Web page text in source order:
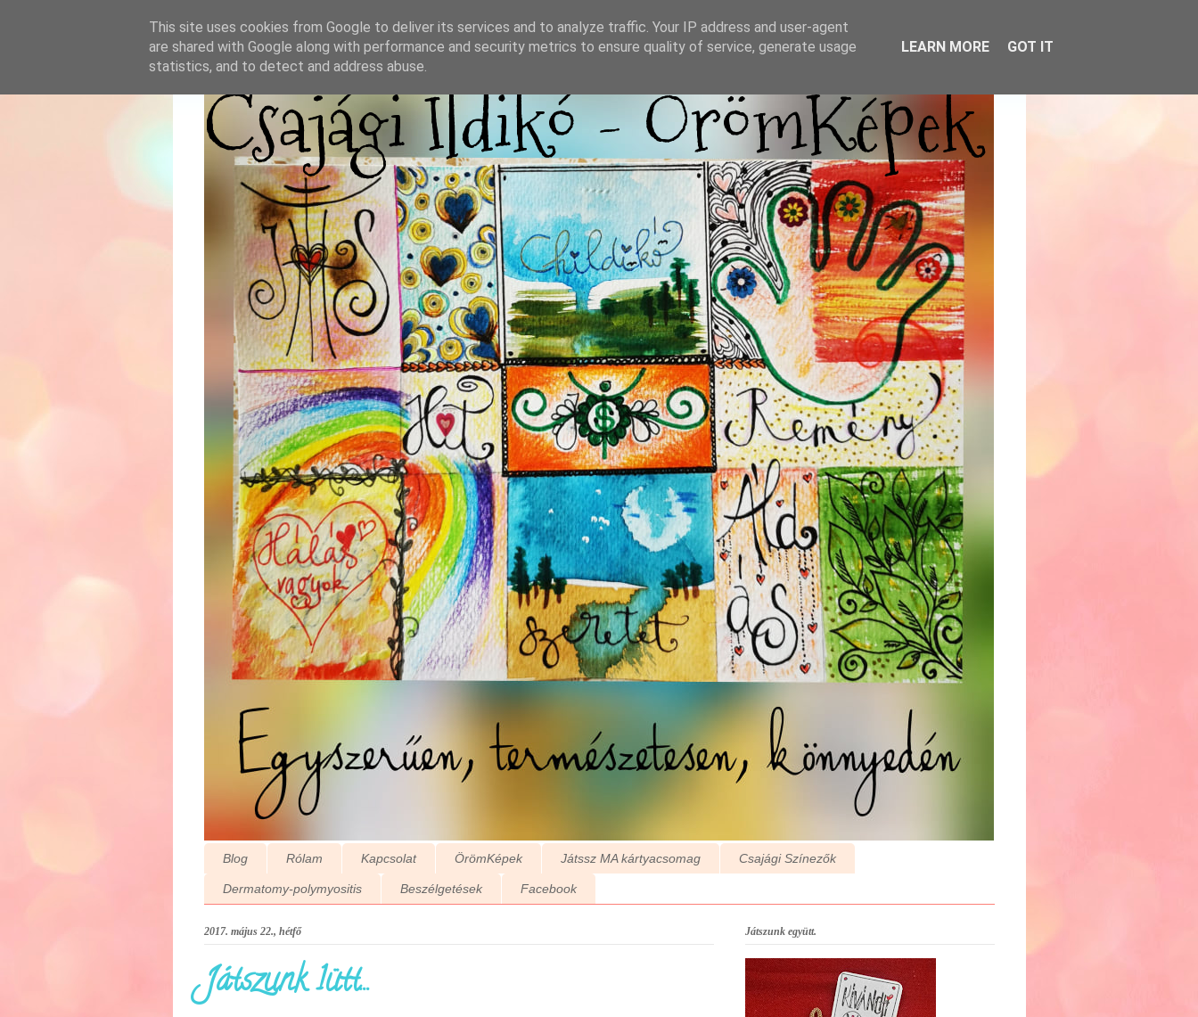
Csajági Ildikó - ÖrömKépek
Blog Rólam Kapcsolat ÖrömKépek Játssz MA kártyacsomag Csajági Színezők
Dermatomy-polymyositis Beszélgetések Facebook
2017. május 22., hétfő
Játszunk 1ütt...
Játszunk együtt.
This site uses cookies from Google to deliver its services and to analyze traffic. Your IP address and user-agent
are shared with Google along with performance and security metrics to ensure quality of service, generate usage
statistics, and to detect and address abuse.
LEARN MORE GOT IT